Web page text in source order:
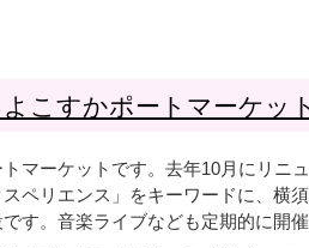
こすかポートマーケット
マーケットです。去年10月にリニ
スペリエンス」をキーワードに、横
です。音楽ライブなども定期的に開